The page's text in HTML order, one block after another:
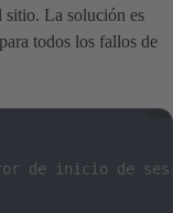
sitio. La solución es
todos los fallos de
de inicio de